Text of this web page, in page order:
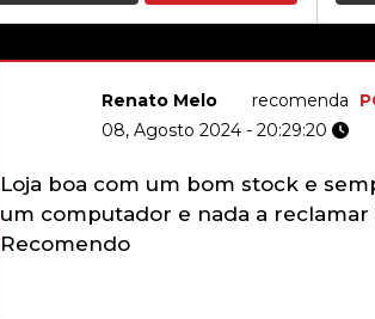
Renato Melo recomenda
08, Agosto 2024 - 20:29:20
Loja boa com um bom stock e
um computador e nada a
Recomendo